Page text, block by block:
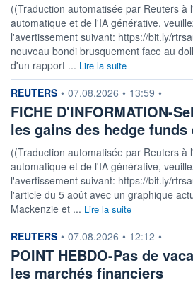
((Traduction automatisée par Reuters à
automatique et de l'IA générative,
l'avertissement suivant: https://bit.ly/
nouveau bondi brusquement face au
d'un rapport ... Lire la suite
information fournie par
REUTERS • 07.08.2026 • 13:59 •
FICHE D'INFORMATION-
les gains des hedge
((Traduction automatisée par Reuters à
automatique et de l'IA générative,
l'avertissement suivant: https://bit.ly/
l'article du 5 août avec un graphique
Mackenzie et ... Lire la suite
information fournie par
REUTERS • 07.08.2026 • 12:12 •
POINT HEBDO-Pas de
les marchés financiers